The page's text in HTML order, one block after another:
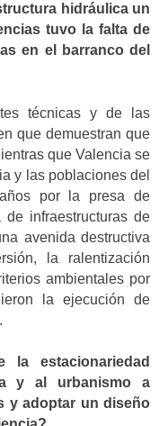
hidráulica un
tuvo la falta de
en el barranco del
técnicas y de las
que demuestran que
que Valencia se
y las poblaciones del
por la presa de
infraestructuras de
avenida destructiva
la ralentización
ambientales por
la ejecución de
estacionariedad
y al urbanismo a
y adoptar un diseño